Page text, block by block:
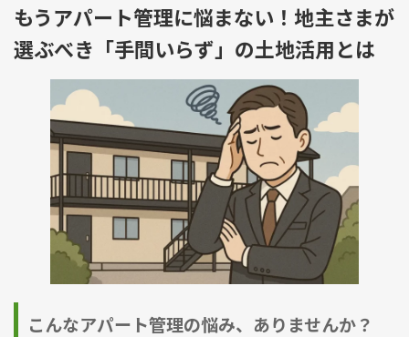
もうアパート管理に悩まない！地主さまが
選ぶべき「手間いらず」の土地活用とは
こんなアパート管理の悩み、ありませんか？